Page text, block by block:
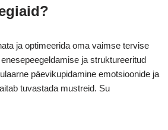
ja optimeerida oma vaimse tervise
ja struktureeritud
päevikupidamine emotsioonide ja
tuvastada mustreid. Su